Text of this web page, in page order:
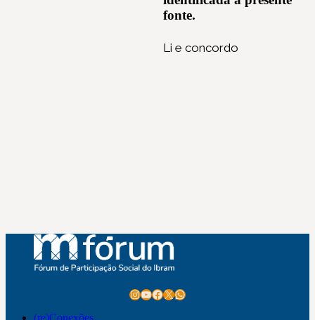
fonte.
Li e concordo
Instagram
Youtube
Facebook
X WhatsApp
(re)Conexões